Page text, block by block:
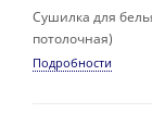
Сушилка для
потолочная)
Подробности